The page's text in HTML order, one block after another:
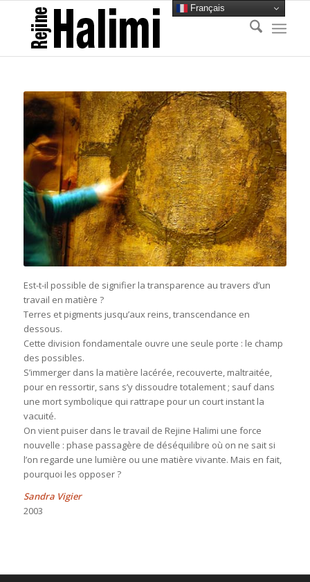
Est-t-il possible de signifier la transparence au travers d’un
travail en matière ?
Terres et pigments jusqu’aux reins, transcendance en
dessous.
Cette division fondamentale ouvre une seule porte : le champ
des possibles.
S’immerger dans la matière lacérée, recouverte, maltraitée,
pour en ressortir, sans s’y dissoudre totalement ; sauf dans
une mort symbolique qui rattrape pour un court instant la
vacuité.
On vient puiser dans le travail de Rejine Halimi une force
nouvelle : phase passagère de déséquilibre où on ne sait si
l’on regarde une lumière ou une matière vivante. Mais en fait,
pourquoi les opposer ?
Sandra Vigier
2003
Français